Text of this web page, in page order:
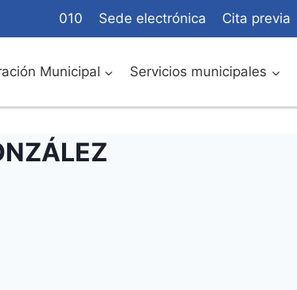
010 Sede electrónica Cita previa
Municipal Servicios municipales